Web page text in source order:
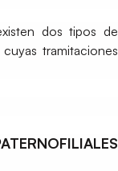
dos tipos de
tramitaciones